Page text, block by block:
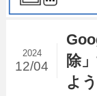
除
よう
2024
12/04